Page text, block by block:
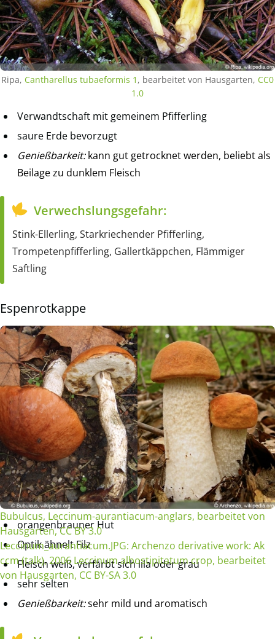
Ripa, Cantharellus tubaeformis 1 , bearbeitet von Hausgarten, CC0
1.0
Verwandtschaft mit gemeinem Pfifferling
saure Erde bevorzugt
Genießbarkeit:kann gut getrocknet werden, beliebt als
Beilage zu dunklem Fleisch
Verwechslungsgefahr:
Stink-Ellerling, Starkriechender Pfifferling,
Trompetenpfifferling, Gallertkäppchen, Flämmiger
Saftling
Espenrotkappe
Bubulcus, Leccinum-aurantiacum-anglars, bearbeitet von
Hausgarten, CC BY 3.0
Leccinum_aurantiacum.JPG: Archenzo derivative work: Ak
ccm (talk), 2006 Leccinum albostipitatum crop, bearbeitet
von Hausgarten, CC BY-SA 3.0
orangenbrauner Hut
Optik ähnelt Filz
Fleisch weiß, verfärbt sich lila oder grau
sehr selten
Genießbarkeit:sehr mild und aromatisch